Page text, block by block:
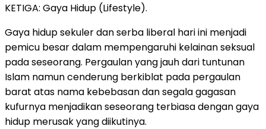
KETIGA: Gaya Hidup (Lifestyle).
Gaya hidup sekuler dan serba liberal hari ini menjadi
pemicu besar dalam mempengaruhi kelainan seksual
pada seseorang. Pergaulan yang jauh dari tuntunan
Islam namun cenderung berkiblat pada pergaulan
barat atas nama kebebasan dan segala gagasan
kufurnya menjadikan seseorang terbiasa dengan gaya
hidup merusak yang diikutinya.